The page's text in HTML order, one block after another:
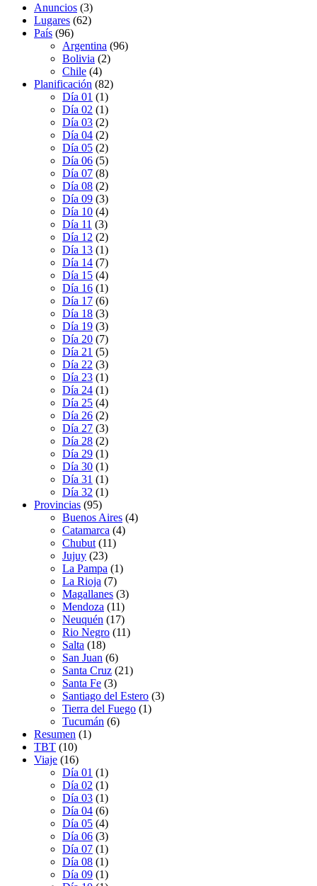
Anuncios (3)
Lugares (62)
País (96)
Argentina (96)
Bolivia (2)
Chile (4)
Planificación (82)
Día 01 (1)
Día 02 (1)
Día 03 (2)
Día 04 (2)
Día 05 (2)
Día 06 (5)
Día 07 (8)
Día 08 (2)
Día 09 (3)
Día 10 (4)
Día 11 (3)
Día 12 (2)
Día 13 (1)
Día 14 (7)
Día 15 (4)
Día 16 (1)
Día 17 (6)
Día 18 (3)
Día 19 (3)
Día 20 (7)
Día 21 (5)
Día 22 (3)
Día 23 (1)
Día 24 (1)
Día 25 (4)
Día 26 (2)
Día 27 (3)
Día 28 (2)
Día 29 (1)
Día 30 (1)
Día 31 (1)
Día 32 (1)
Provincias (95)
Buenos Aires (4)
Catamarca (4)
Chubut (11)
Jujuy (23)
La Pampa (1)
La Rioja (7)
Magallanes (3)
Mendoza (11)
Neuquén (17)
Rio Negro (11)
Salta (18)
San Juan (6)
Santa Cruz (21)
Santa Fe (3)
Santiago del Estero (3)
Tierra del Fuego (1)
Tucumán (6)
Resumen (1)
TBT (10)
Viaje (16)
Día 01 (1)
Día 02 (1)
Día 03 (1)
Día 04 (6)
Día 05 (4)
Día 06 (3)
Día 07 (1)
Día 08 (1)
Día 09 (1)